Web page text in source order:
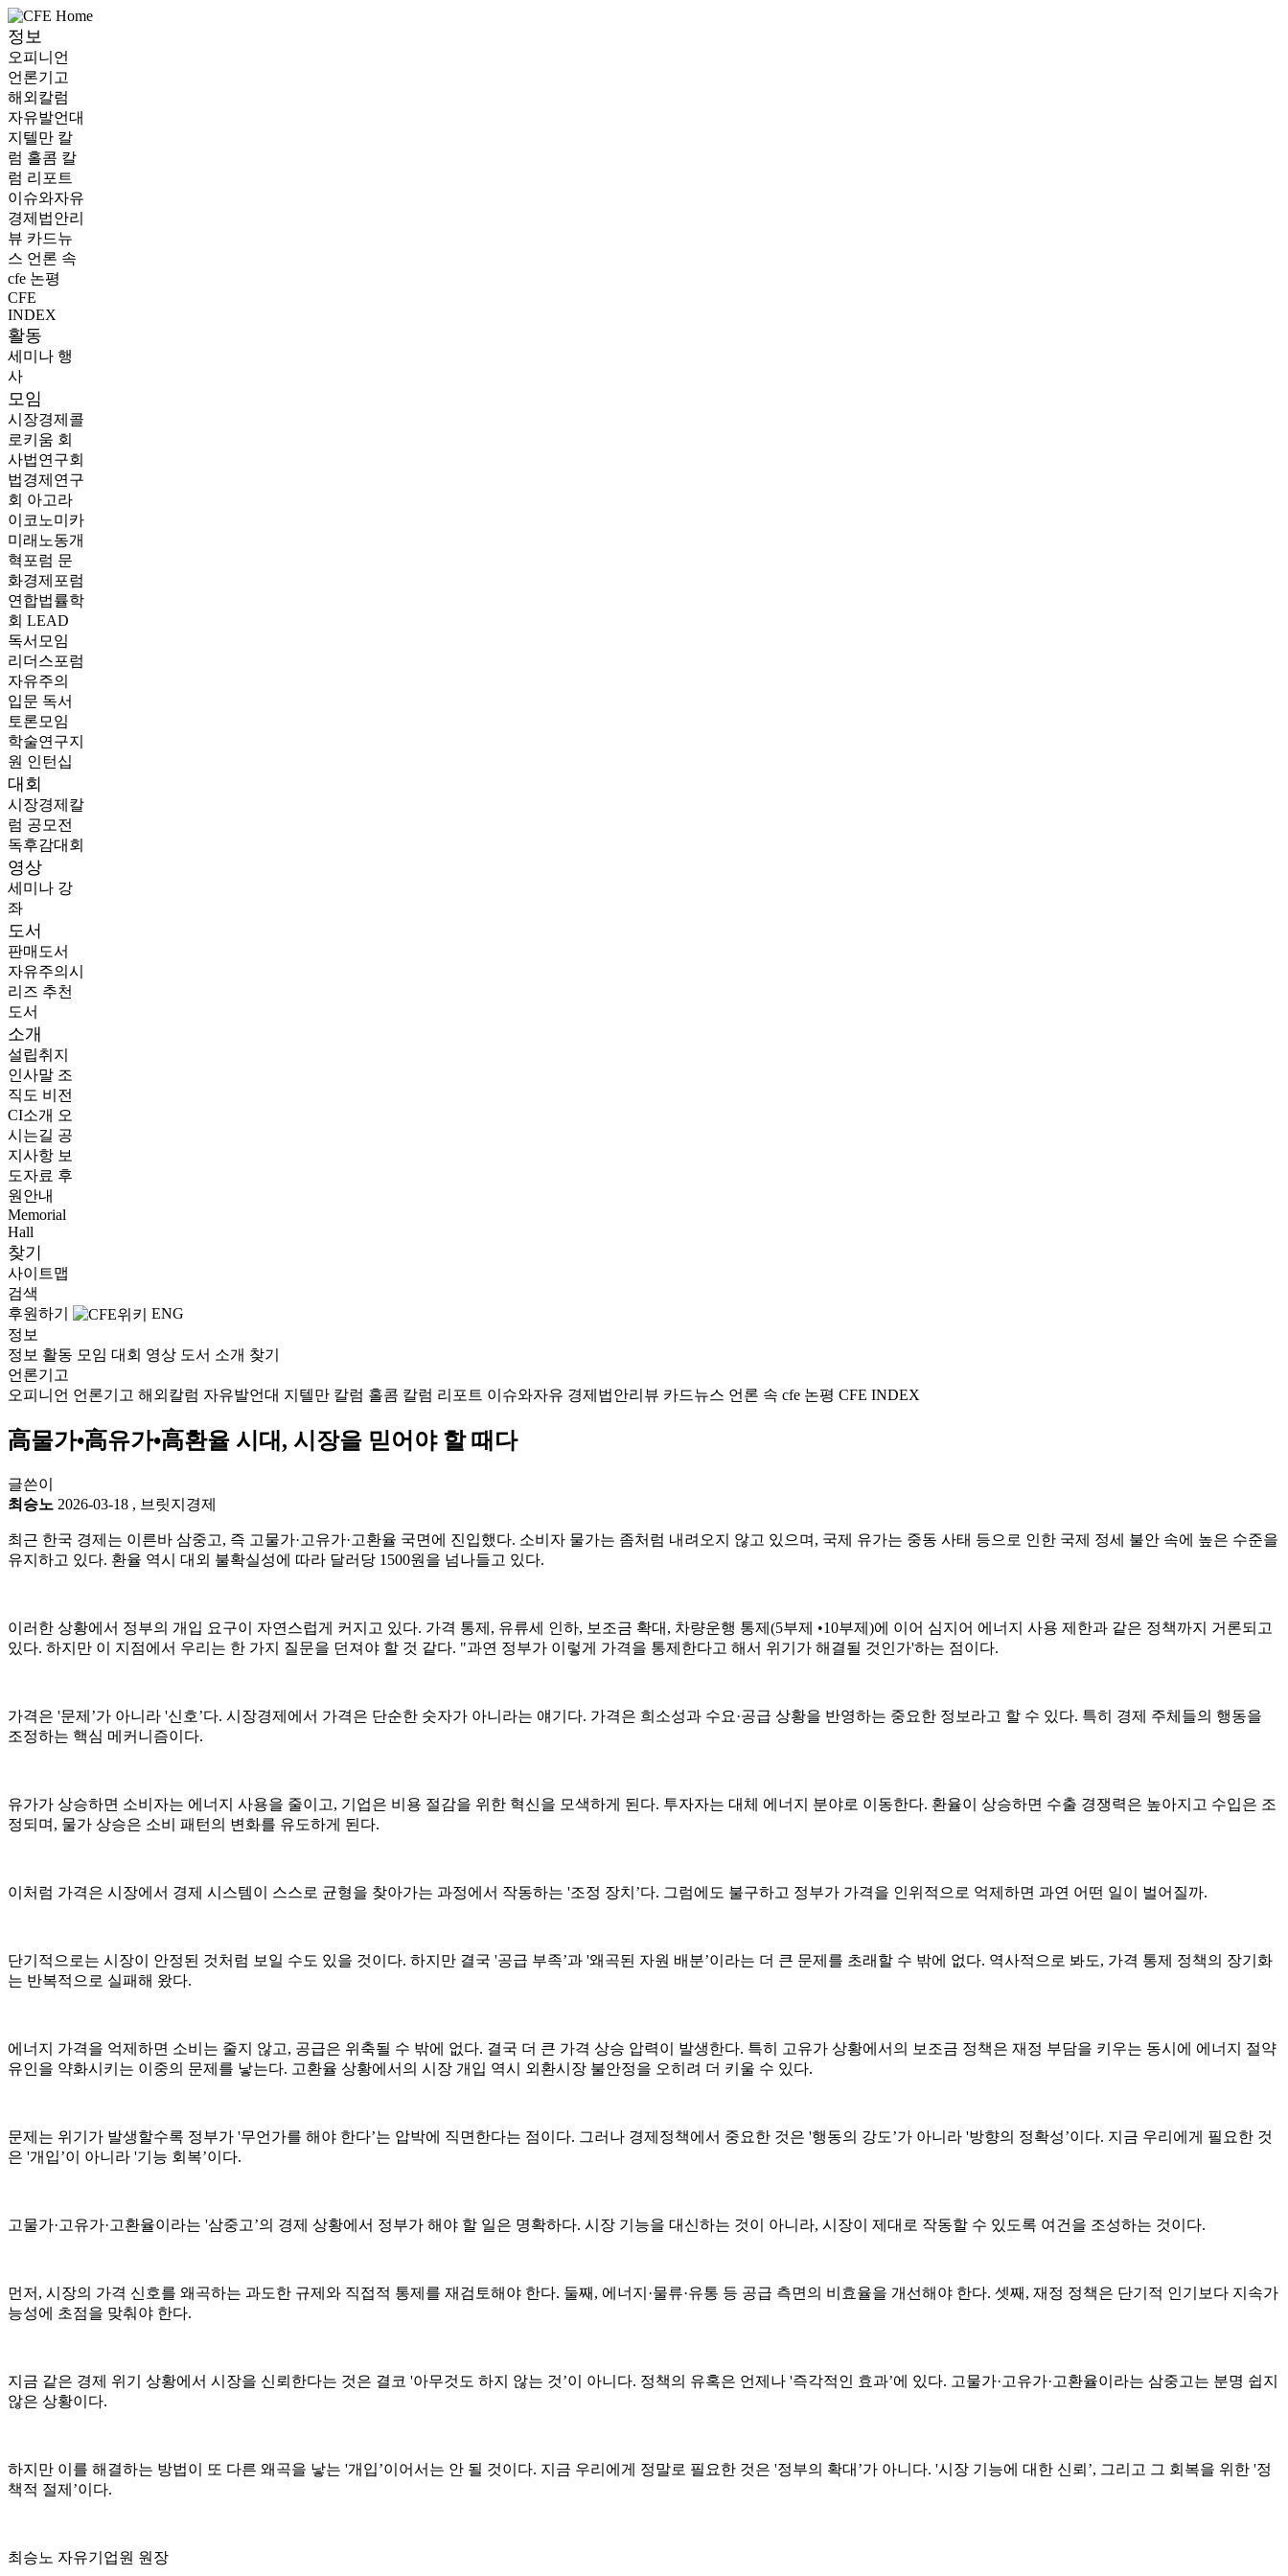
정보
오피니언
언론기고
해외칼럼
자유발언대
지텔만 칼
럼 홀콤 칼
럼 리포트
이슈와자유
경제법안리
뷰 카드뉴
스 언론 속
cfe 논평
CFE
INDEX
활동
세미나 행
사
모임
시장경제콜
로키움 회
사법연구회
법경제연구
회 아고라
이코노미카
미래노동개
혁포럼 문
화경제포럼
연합법률학
회 LEAD
독서모임
리더스포럼
자유주의
입문 독서
토론모임
학술연구지
원 인턴십
대회
시장경제칼
럼 공모전
독후감대회
영상
세미나 강
좌
도서
판매도서
자유주의시
리즈 추천
도서
소개
설립취지
인사말 조
직도 비전
CI소개 오
시는길 공
지사항 보
도자료 후
원안내
Memorial
Hall
찾기
사이트맵
검색
후원하기
ENG
정보
정보 활동 모임 대회 영상 도서 소개 찾기
언론기고
오피니언 언론기고 해외칼럼 자유발언대 지텔만 칼럼 홀콤 칼럼 리포트 이슈와자유 경제법안리뷰 카드뉴스 언론 속 cfe 논평 CFE INDEX
高물가•高유가•高환율 시대, 시장을 믿어야 할 때다
글쓴이
최승노 2026-03-18 , 브릿지경제
최근 한국 경제는 이른바 삼중고, 즉 고물가·고유가·고환율 국면에 진입했다. 소비자 물가는 좀처럼 내려오지 않고 있으며, 국제 유가는 중동 사태 등으로 인한 국제 정세 불안 속에 높은 수준을
유지하고 있다. 환율 역시 대외 불확실성에 따라 달러당 1500원을 넘나들고 있다.
이러한 상황에서 정부의 개입 요구이 자연스럽게 커지고 있다. 가격 통제, 유류세 인하, 보조금 확대, 차량운행 통제(5부제 •10부제)에 이어 심지어 에너지 사용 제한과 같은 정책까지 거론되고
있다. 하지만 이 지점에서 우리는 한 가지 질문을 던져야 할 것 같다. "과연 정부가 이렇게 가격을 통제한다고 해서 위기가 해결될 것인가'하는 점이다.
가격은 '문제’가 아니라 '신호’다. 시장경제에서 가격은 단순한 숫자가 아니라는 얘기다. 가격은 희소성과 수요·공급 상황을 반영하는 중요한 정보라고 할 수 있다. 특히 경제 주체들의 행동을
조정하는 핵심 메커니즘이다.
유가가 상승하면 소비자는 에너지 사용을 줄이고, 기업은 비용 절감을 위한 혁신을 모색하게 된다. 투자자는 대체 에너지 분야로 이동한다. 환율이 상승하면 수출 경쟁력은 높아지고 수입은 조
정되며, 물가 상승은 소비 패턴의 변화를 유도하게 된다.
이처럼 가격은 시장에서 경제 시스템이 스스로 균형을 찾아가는 과정에서 작동하는 '조정 장치’다. 그럼에도 불구하고 정부가 가격을 인위적으로 억제하면 과연 어떤 일이 벌어질까.
단기적으로는 시장이 안정된 것처럼 보일 수도 있을 것이다. 하지만 결국 '공급 부족’과 '왜곡된 자원 배분’이라는 더 큰 문제를 초래할 수 밖에 없다. 역사적으로 봐도, 가격 통제 정책의 장기화
는 반복적으로 실패해 왔다.
에너지 가격을 억제하면 소비는 줄지 않고, 공급은 위축될 수 밖에 없다. 결국 더 큰 가격 상승 압력이 발생한다. 특히 고유가 상황에서의 보조금 정책은 재정 부담을 키우는 동시에 에너지 절약
유인을 약화시키는 이중의 문제를 낳는다. 고환율 상황에서의 시장 개입 역시 외환시장 불안정을 오히려 더 키울 수 있다.
문제는 위기가 발생할수록 정부가 '무언가를 해야 한다’는 압박에 직면한다는 점이다. 그러나 경제정책에서 중요한 것은 '행동의 강도’가 아니라 '방향의 정확성’이다. 지금 우리에게 필요한 것
은 '개입’이 아니라 '기능 회복’이다.
고물가·고유가·고환율이라는 '삼중고’의 경제 상황에서 정부가 해야 할 일은 명확하다. 시장 기능을 대신하는 것이 아니라, 시장이 제대로 작동할 수 있도록 여건을 조성하는 것이다.
먼저, 시장의 가격 신호를 왜곡하는 과도한 규제와 직접적 통제를 재검토해야 한다. 둘째, 에너지·물류·유통 등 공급 측면의 비효율을 개선해야 한다. 셋째, 재정 정책은 단기적 인기보다 지속가
능성에 초점을 맞춰야 한다.
지금 같은 경제 위기 상황에서 시장을 신뢰한다는 것은 결코 '아무것도 하지 않는 것’이 아니다. 정책의 유혹은 언제나 '즉각적인 효과’에 있다. 고물가·고유가·고환율이라는 삼중고는 분명 쉽지
않은 상황이다.
하지만 이를 해결하는 방법이 또 다른 왜곡을 낳는 '개입’이어서는 안 될 것이다. 지금 우리에게 정말로 필요한 것은 '정부의 확대’가 아니다. '시장 기능에 대한 신뢰’, 그리고 그 회복을 위한 '정
책적 절제’이다.
최승노 자유기업원 원장